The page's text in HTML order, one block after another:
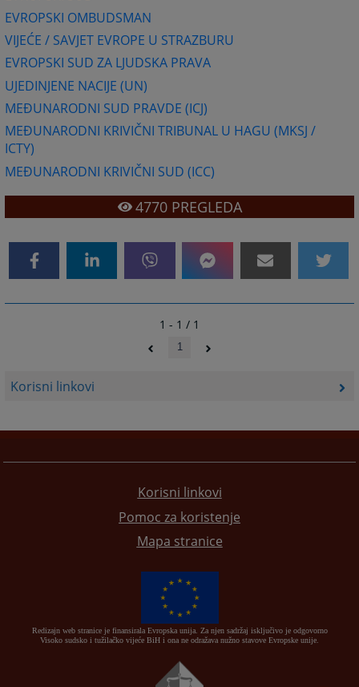
Korisni linkovi
EVROPSKI OMBUDSMAN
VIJEĆE / SAVJET EVROPE U STRAZBURU
EVROPSKI SUD ZA LJUDSKA PRAVA
UJEDINJENE NACIJE (UN)
MEĐUNARODNI SUD PRAVDE (ICJ)
MEĐUNARODNI KRIVIČNI TRIBUNAL U HAGU (MKSJ /
ICTY)
MEĐUNARODNI KRIVIČNI SUD (ICC)
4770PREGLEDA
1 - 1 / 1
1
Korisni linkovi
Pomoc za koristenje
Mapa stranice
Redizajn web stranice je finansirala Evropska unija. Za njen sadržaj isključivo je odgovorno
Visoko sudsko i tužilačko vijeće BiH i ona ne odražava nužno stavove Evropske unije.